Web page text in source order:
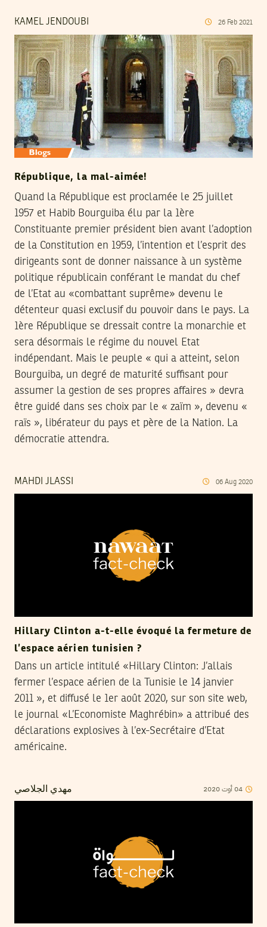
KAMEL JENDOUBI 26 Feb 2021
République, la mal-aimée!
Quand la République est proclamée le 25 juillet
1957 et Habib Bourguiba élu par la 1ère
Constituante premier président bien avant l’adoption
de la Constitution en 1959, l’intention et l’esprit des
dirigeants sont de donner naissance à un système
politique républicain conférant le mandat du chef
de l’Etat au «combattant suprême» devenu le
détenteur quasi exclusif du pouvoir dans le pays. La
1ère République se dressait contre la monarchie et
sera désormais le régime du nouvel Etat
indépendant. Mais le peuple « qui a atteint, selon
Bourguiba, un degré de maturité suffisant pour
assumer la gestion de ses propres affaires » devra
être guidé dans ses choix par le « zaïm », devenu «
raïs », libérateur du pays et père de la Nation. La
démocratie attendra.
MAHDI JLASSI 06 Aug 2020
Hillary Clinton a-t-elle évoqué la fermeture de
l’espace aérien tunisien ?
Dans un article intitulé «Hillary Clinton: J’allais
fermer l’espace aérien de la Tunisie le 14 janvier
2011 », et diffusé le 1er août 2020, sur son site web,
le journal «L’Economiste Maghrébin» a attribué des
déclarations explosives à l’ex-Secrétaire d’Etat
américaine.
مهدي الجلاصي 04أوت2020